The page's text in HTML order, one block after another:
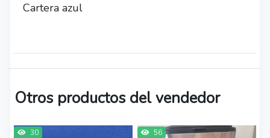
Cartera azul
Otros productos del vendedor
30 56